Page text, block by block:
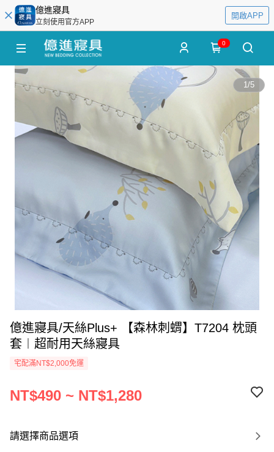
億進寢具
立刻使用官方APP
開啟APP
0
1/5
億進寢具/天絲Plus+ 【森林刺蝟】T7204 枕頭
套︱超耐用天絲寢具
宅配滿NT$2,000免運
NT$490 ~ NT$1,280
請選擇商品選項